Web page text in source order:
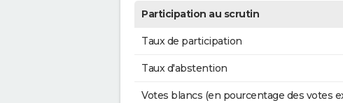
Participation au scrutin
Taux de participation
Taux d'abstention
Votes blancs (en pourcentage des votes